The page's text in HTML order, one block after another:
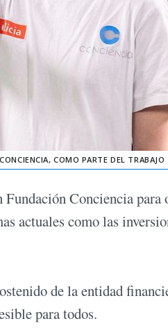
COMO PARTE DEL
Conciencia para
actuales como las
de la entidad
para todos.